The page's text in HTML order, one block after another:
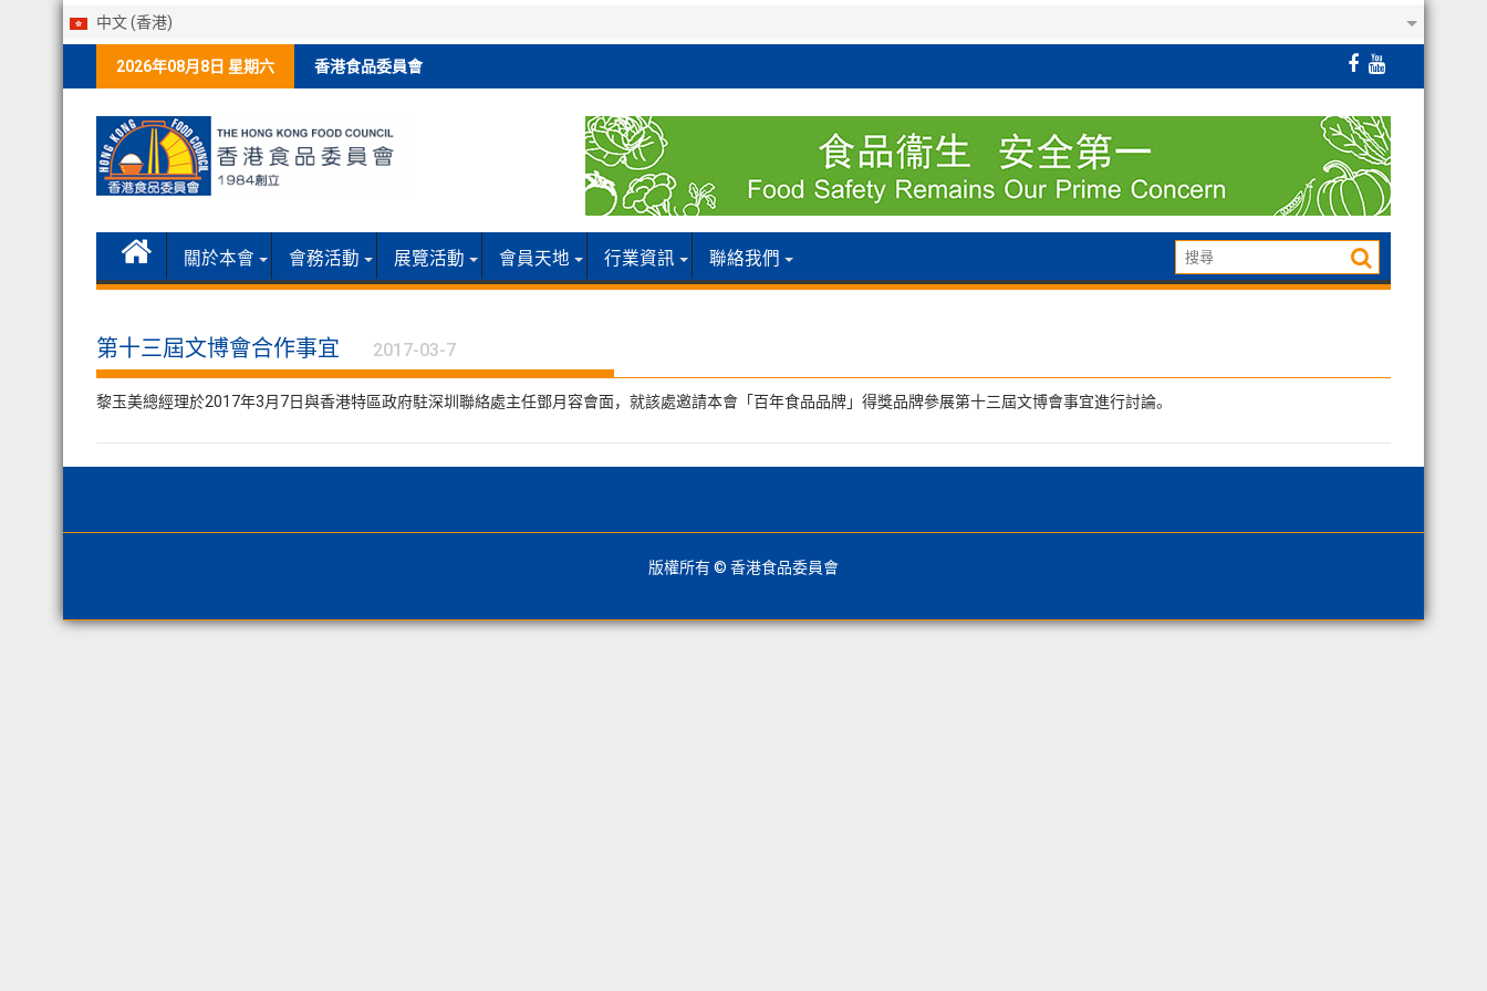
中文 (香港)
2026年08月8日 星期六 香港食品委員會
關於本會 會務活動 展覽活動 會員天地 行業資訊 聯絡我們
第十三屆文博會合作事宜 2017-03-7
黎玉美總經理於2017年3月7日與香港特區政府駐深圳聯絡處主任鄧月容會面，就該處邀請本會「百年食品品牌」得獎品牌參展第十三屆文博會事宜進行討論。
版權所有 © 香港食品委員會